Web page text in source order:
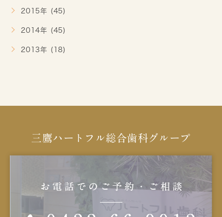
2015年 (45)
2014年 (45)
2013年 (18)
三鷹ハートフル総合歯科グループ